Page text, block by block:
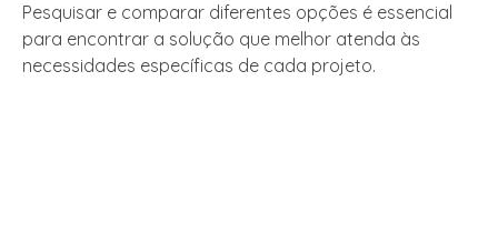
Pesquisar e comparar diferentes opções é essencial
para encontrar a solução que melhor atenda às
necessidades específicas de cada projeto.